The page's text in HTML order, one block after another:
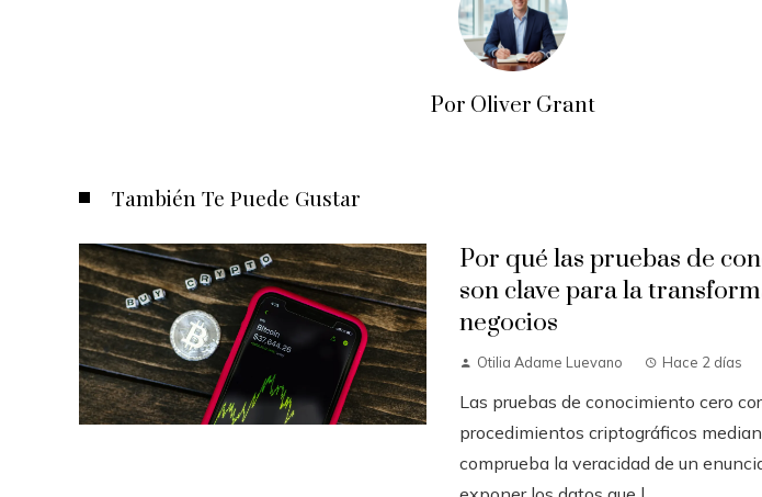
Por Oliver Grant
También Te Puede Gustar
Por qué las pruebas de
son clave para la
negocios
Otilia Adame Luevano Hace 2 días
Las pruebas de conocimiento cero
procedimientos criptográficos
comprueba la veracidad de un